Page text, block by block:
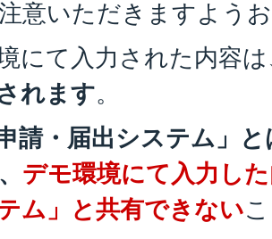
意いただきますよう
にて入力された内容
れます。
請・届出システム」
デモ環境にて入力し
ム」と共有できない